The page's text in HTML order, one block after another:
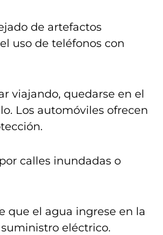
de artefactos
uso de teléfonos con
viajando, quedarse en el
Los automóviles ofrecen
calles inundadas o
que el agua ingrese en la
eléctrico.